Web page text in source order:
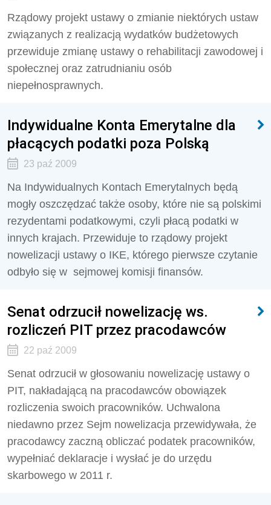
Rządowy projekt ustawy o zmianie niektórych ustaw
związanych z realizacją wydatków budżetowych
przewiduje zmianę ustawy o rehabilitacji zawodowej i
społecznej oraz zatrudnianiu osób
niepełnosprawnych.
Indywidualne Konta Emerytalne dla
płacących podatki poza Polską
23 paź 2009
Na Indywidualnych Kontach Emerytalnych będą
mogły oszczędzać także osoby, które nie są polskimi
rezydentami podatkowymi, czyli płacą podatki w
innych krajach. Przewiduje to rządowy projekt
nowelizacji ustawy o IKE, którego pierwsze czytanie
odbyło się w sejmowej komisji finansów.
Senat odrzucił nowelizację ws.
rozliczeń PIT przez pracodawców
22 paź 2009
Senat odrzucił w głosowaniu nowelizację ustawy o
PIT, nakładającą na pracodawców obowiązek
rozliczenia swoich pracowników. Uchwalona
niedawno przez Sejm nowelizacja przewidywała, że
pracodawcy zaczną obliczać podatek pracowników,
wypełniać deklaracje i wysłać je do urzędu
skarbowego w 2011 r.